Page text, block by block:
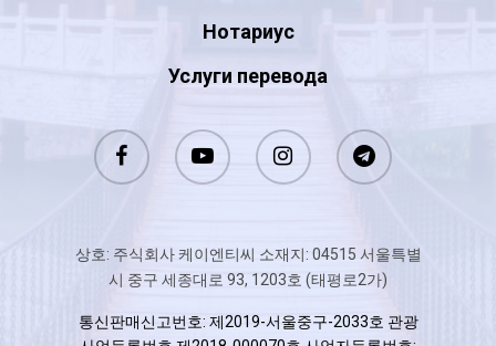
Нотариус
Услуги перевода
상호: 주식회사 케이엔티씨 소재지: 04515 서울특별
시 중구 세종대로 93, 1203호 (태평로2가)
통신판매신고번호: 제2019-서울중구-2033호 관광